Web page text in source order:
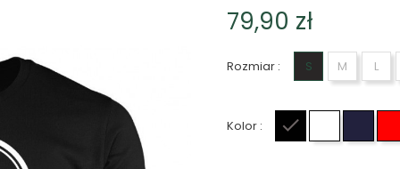
79,90 zł
Rozmiar : S M L
Kolor :